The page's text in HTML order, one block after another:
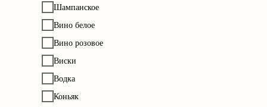
Шампанское
Вино белое
Вино розовое
Виски
Водка
Коньяк